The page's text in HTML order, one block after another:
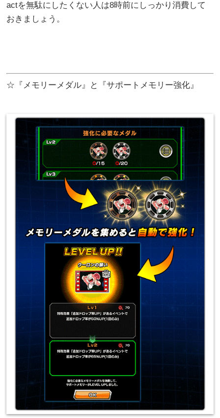
actを無駄にしたくない人は8時前にしっかり消費して
おきましょう。
☆『メモリーメダル』と『サポートメモリー強化』